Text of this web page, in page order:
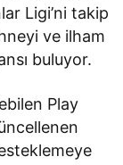
Ligi’ni takip
ve ilham
buluyor.
Play